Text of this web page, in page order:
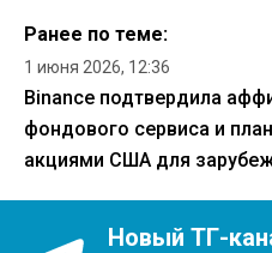
Ранее по теме:
1 июня 2026, 12:36
Binance подтвердила
фондового сервиса и
акциями США для
Новый ТГ-